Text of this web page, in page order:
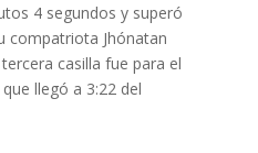
4 segundos y superó
compatriota Jhónatan
casilla fue para el
llegó a 3:22 del